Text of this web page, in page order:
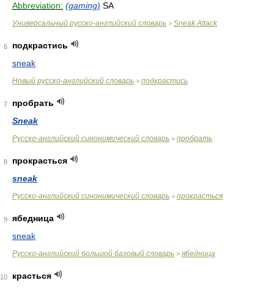
Abbreviation: (gaming) SA
Универсальный русско-английский словарь > Sneak Attack
6
подкрастись
sneak
Новый русско-английский словарь > подкрастись
7
пробрать
Sneak
Русско-английский синонимический словарь > пробрать
8
прокрасться
sneak
Русско-английский синонимический словарь > прокрасться
9
ябедница
sneak
Русско-английский большой базовый словарь > ябедница
10
красться